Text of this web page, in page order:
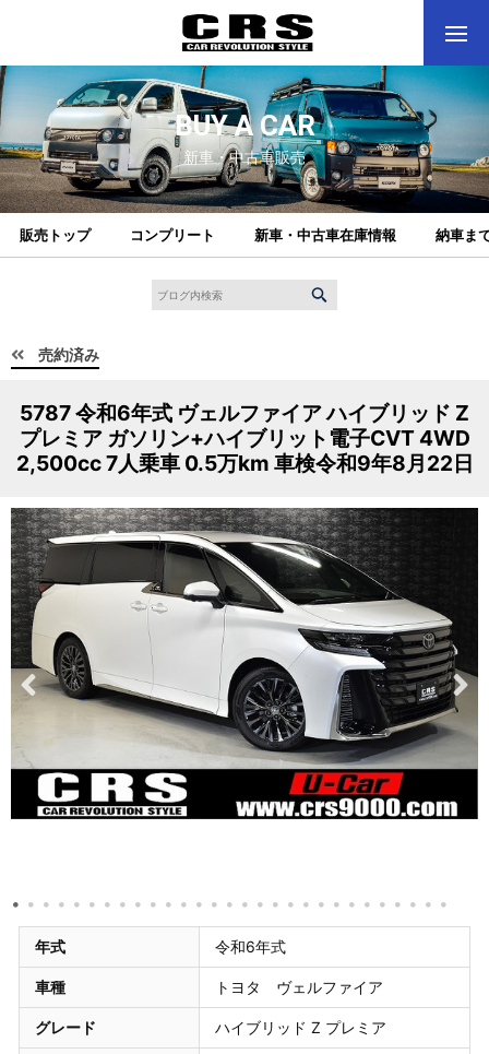
BUY A CAR
新車・中古車販売
販売トップ コンプリート 新車・中古車在庫情報 納車ま
売約済み
5787 令和6年式 ヴェルファイア ハイブリッド Z
プレミア ガソリン+ハイブリット電子CVT 4WD
2,500cc 7人乗車 0.5万km 車検令和9年8月22日
年式 令和6年式
車種 トヨタ ヴェルファイア
グレード ハイブリッド Z プレミア